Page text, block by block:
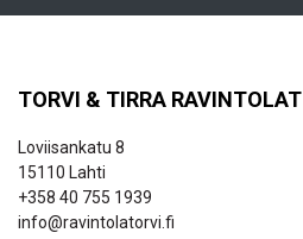
TORVI & TIRRA RAVINTOLAT
Loviisankatu 8
15110 Lahti
+358 40 755 1939
info@ravintolatorvi.fi